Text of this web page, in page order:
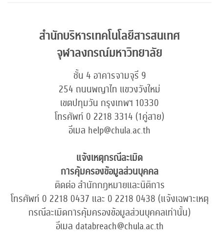
สำนักบริหารเทคโนโลยีสารสนเทศ
จุฬาลงกรณ์มหาวิทยาลัย
ชั้น 4 อาคารจามจุรี 9
254 ถนนพญาไท แขวงวังใหม่
เขตปทุมวัน กรุงเทพฯ 10330
โทรศัพท์ 0 2218 3314 (1คู่สาย)
อีเมล help@chula.ac.th
แจ้งเหตุกรณีละเมิด
การคุ้มครองข้อมูลส่วนบุคคล
ติดต่อ สำนักกฎหมายและนิติการ
โทรศัพท์ 0 2218 0437 และ 0 2218 0438 (แจ้งเฉพาะเหตุ
กรณีละเมิดการคุ้มครองข้อมูลส่วนบุคคลเท่านั้น)
อีเมล databreach@chula.ac.th